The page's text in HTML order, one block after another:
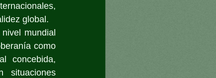
global.
mundial
como
concebida,
situaciones